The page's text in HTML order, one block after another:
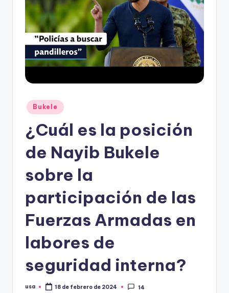
Publicado
en
Bukele
¿Cuál es la posición
de Nayib Bukele
sobre la
participación de las
Fuerzas Armadas en
labores de
seguridad interna?
Publicado
usa 18 de febrero de 2024 14